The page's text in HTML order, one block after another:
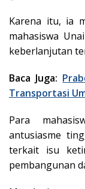
Karena itu, ia
mahasiswa
keberlanjutan
Baca Juga:
Transportasi
Para
antusiasme
terkait isu
pembangunan